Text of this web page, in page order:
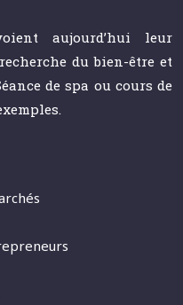
aujourd’hui leur
du bien-être et
de spa ou cours de